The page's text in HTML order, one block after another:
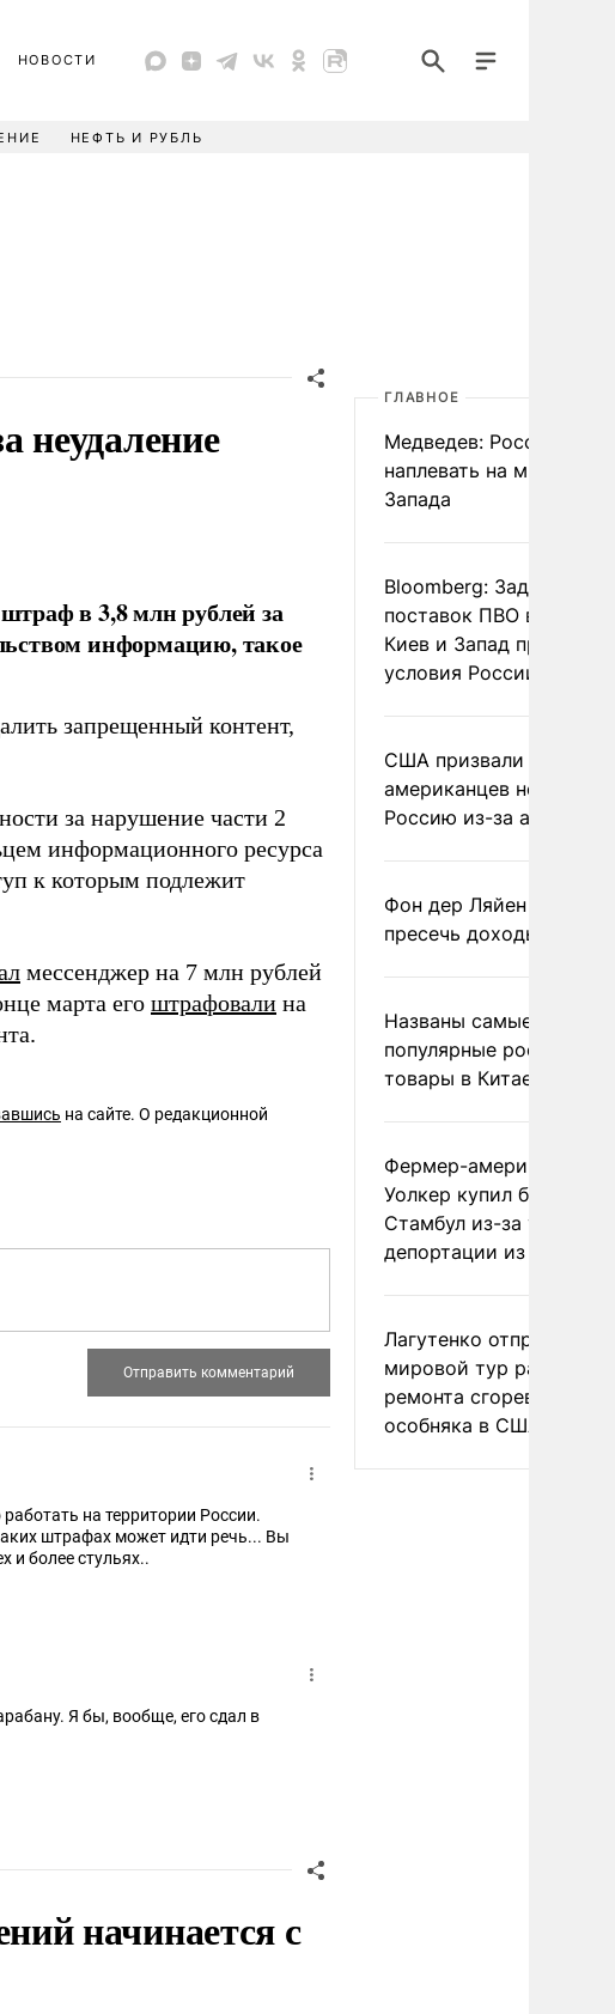
НОВОСТИ
НЕФТЬ И РУБЛЬ
неудаление
в 3,8 млн рублей за
информацию, такое
запрещенный контент,
за нарушение части 2
информационного ресурса
к которым подлежит
мессенджер на 7 млн рублей
марта его штрафовали на
на сайте. О редакционной
на территории России.
штрафах может идти речь... Вы
и более стульях..
Я бы, вообще, его сдал в
начинается с
ГЛАВНОЕ
Медведев: России
наплевать на мнение
Запада
Bloomberg: Задержка
поставок ПВО вынудит
Киев и Запад принять
условия России
США призвали
американцев не
Россию из-за атак ВСУ
Фон дер Ляйен
пресечь доходы России
Названы самые
популярные российские
товары в Китае
Фермер-американец
Уолкер купил билет в
Стамбул из-за угрозы
депортации из России
Лагутенко отправился в
мировой тур ради
ремонта сгоревшего
особняка в США